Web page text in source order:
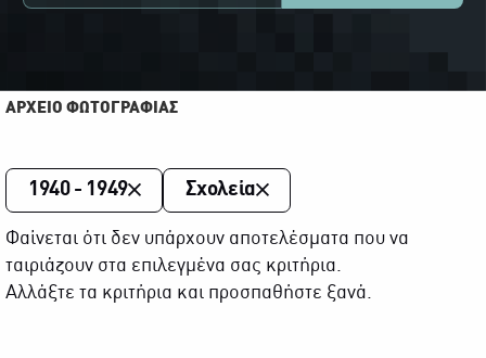
ΑΡΧΕΙΟ ΦΩΤΟΓΡΑΦΙΑΣ
1940 - 1949 Σχολεία
Φαίνεται ότι δεν υπάρχουν αποτελέσματα που να
ταιριάζουν στα επιλεγμένα σας κριτήρια.
Αλλάξτε τα κριτήρια και προσπαθήστε ξανά.